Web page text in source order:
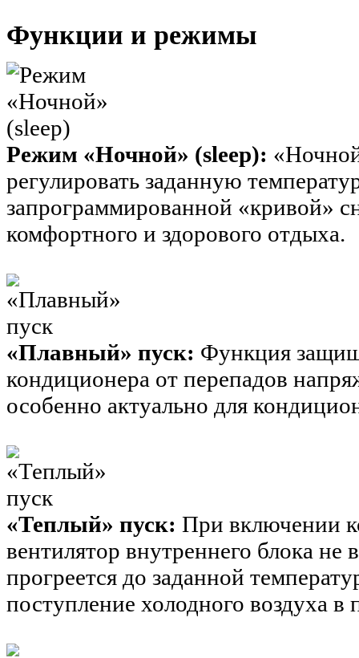
Функции и режимы
Режим «Ночной» (sleep):
регулировать заданную
запрограммированной «кривой»
комфортного и здорового отдыха.
«Плавный» пуск: Функция
кондиционера от перепадов
особенно актуально для
«Теплый» пуск: При включении
вентилятор внутреннего блока
прогреется до заданной
поступление холодного воздуха в